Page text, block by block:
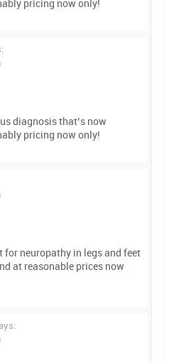
pricing now only!
diagnosis that’s now
pricing now only!
for neuropathy in legs and feet
at reasonable prices now